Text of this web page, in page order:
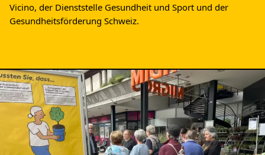
INFO
EIN ENGAGEMENT DER
ALBERT KOECHLIN STIFTUNG
Newsletter
Impressum &
Datenschutz
Vicino, der Dienststelle Gesundheit und Sport und der
Gesundheitsförderung Schweiz.